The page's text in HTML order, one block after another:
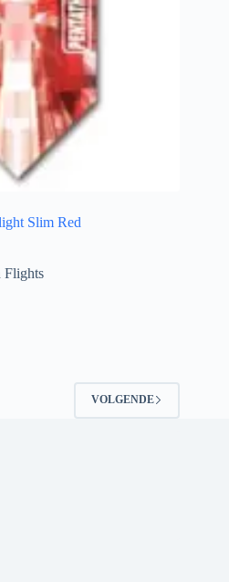
Slim Red
Flights
VOLGENDE